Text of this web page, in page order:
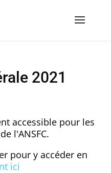
2021
accessible pour les
l'ANSFC.
pour y accéder en
ici